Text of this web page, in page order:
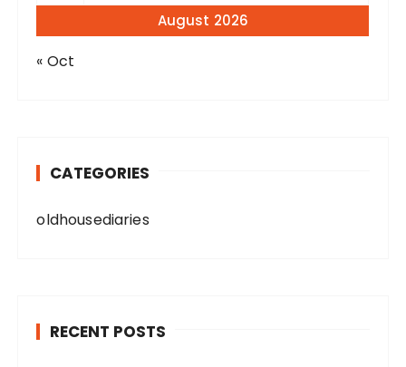
August 2026
« Oct
CATEGORIES
oldhousediaries
RECENT POSTS